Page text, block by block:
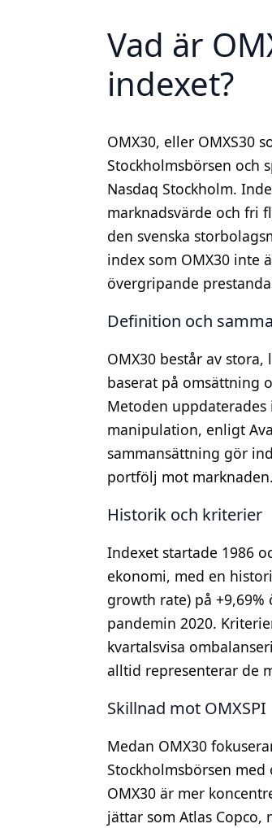
Vad är
indexet?
OMX30, eller OMXS30
Stockholmsbörsen och
Nasdaq Stockholm.
marknadsvärde och fri
den svenska
index som OMX30 inte
övergripande
Definition och
OMX30 består av
baserat på omsättning
Metoden
manipulation, enligt
sammansättning gör
portfölj mot marknaden.
Historik och kriterier
Indexet startade 1986
ekonomi, med en
growth rate) på
pandemin 2020.
kvartalsvisa
alltid representerar de
Skillnad mot OMXSPI
Medan OMX30
Stockholmsbörsen
OMX30 är mer
jättar som Atlas Copco,